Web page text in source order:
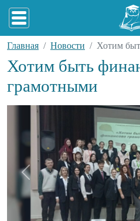
Главная Новости Хотим
Хотим быть
грамотными
Previous